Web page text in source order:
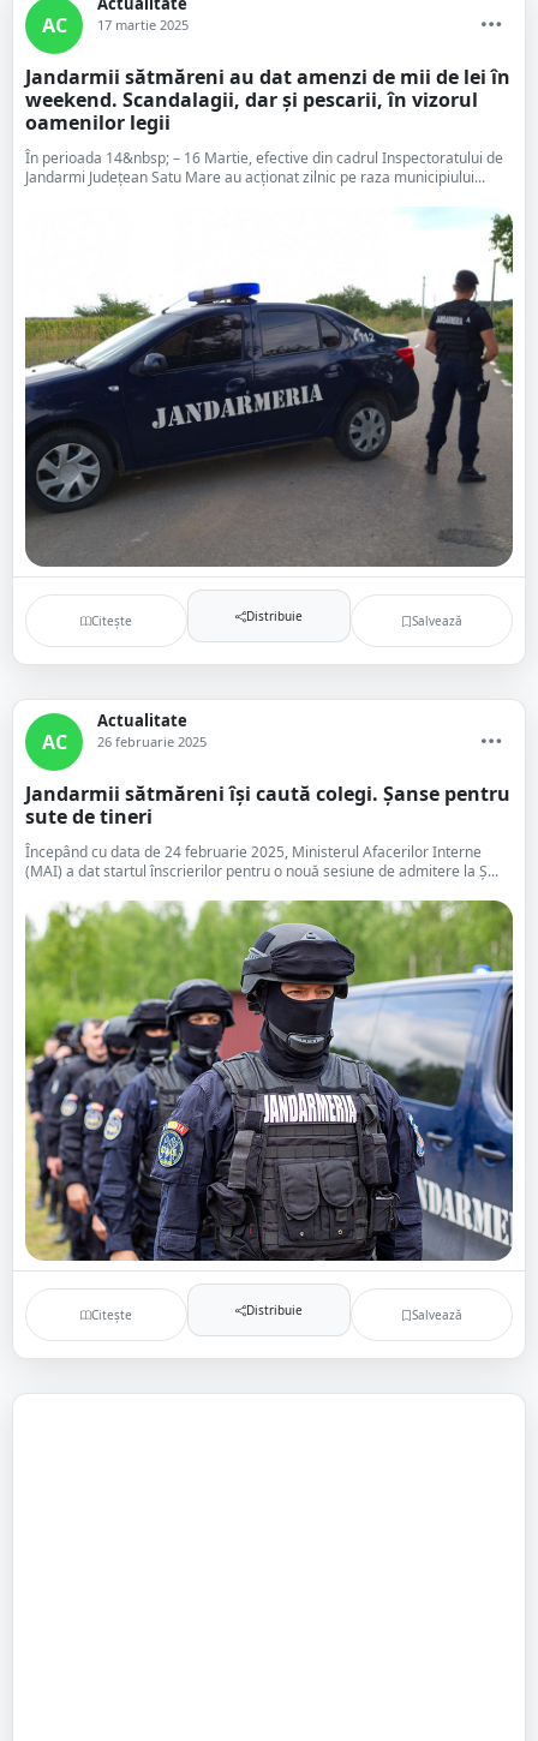
AC 17 martie 2025
Jandarmii sătmăreni au dat amenzi de mii de lei în
weekend. Scandalagii, dar și pescarii, în vizorul
oamenilor legii
În perioada 14&nbsp; – 16 Martie, efective din cadrul Inspectoratului de
Jandarmi Județean Satu Mare au acționat zilnic pe raza municipiului...
Citește Distribuie Salvează
AC
Actualitate
26 februarie 2025
Jandarmii sătmăreni își caută colegi. Șanse pentru
sute de tineri
Începând cu data de 24 februarie 2025, Ministerul Afacerilor Interne
(MAI) a dat startul înscrierilor pentru o nouă sesiune de admitere la Ș...
Citește Distribuie Salvează